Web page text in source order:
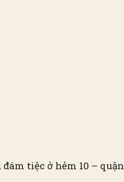
tiệc ở hẻm 10 – quận